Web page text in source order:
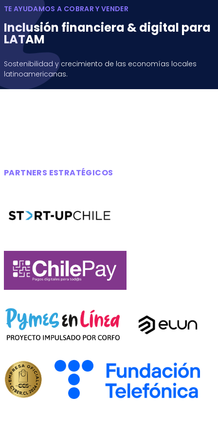
TE AYUDAMOS A COBRAR Y VENDER
Inclusión financiera & digital para
LATAM
Sostenibilidad y crecimiento de las economías locales
latinoamericanas.
PARTNERS ESTRATÉGICOS